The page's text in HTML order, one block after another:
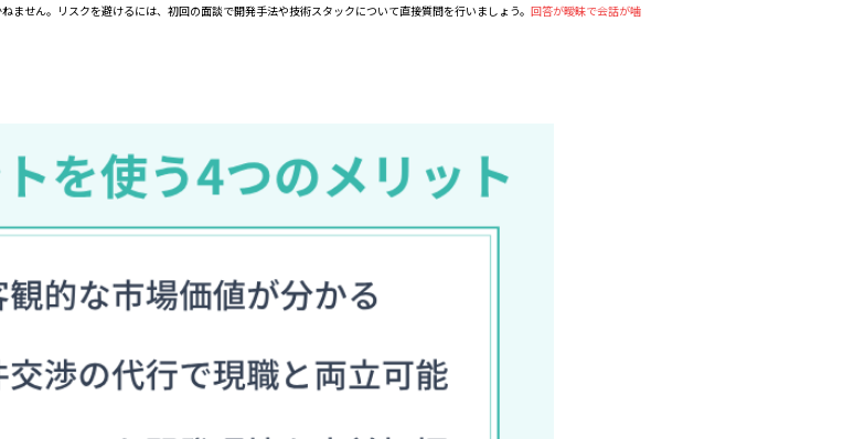
せん。リスクを避けるには、初回の面談で開発手法や技術スタックについて直接質問を行いましょう。 回答が曖昧で会話が噛